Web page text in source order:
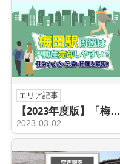
エリア記事
【2023年度版】「梅田駅」の不動産売却！治安・地価を解説！
2023-03-02